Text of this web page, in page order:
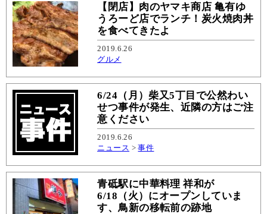
【閉店】肉のヤマキ商店 亀有ゆ
うろーど店でランチ！炭火焼肉丼
を食べてきたよ
2019.6.26
グルメ
6/24（月）柴又5丁目で公然わい
せつ事件が発生、近隣の方はご注
意ください
2019.6.26
ニュース >事件
青砥駅に中華料理 祥和が
6/18（火）にオープンしていま
す、鳥新の移転前の跡地